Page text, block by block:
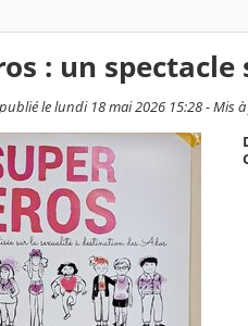
: un
le lundi 18 mai 2026 15:28 - Mis